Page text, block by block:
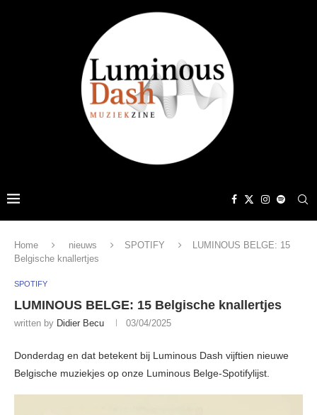
Home nieuws SPOTIFY
LUMINOUS BELGE: 15
Belgische knallertjes
SPOTIFY
LUMINOUS BELGE: 15 Belgische knallertjes
written by Didier Becu 03/04/2025
Donderdag en dat betekent bij Luminous Dash vijftien nieuwe
Belgische muziekjes op onze Luminous Belge-Spotifylijst.